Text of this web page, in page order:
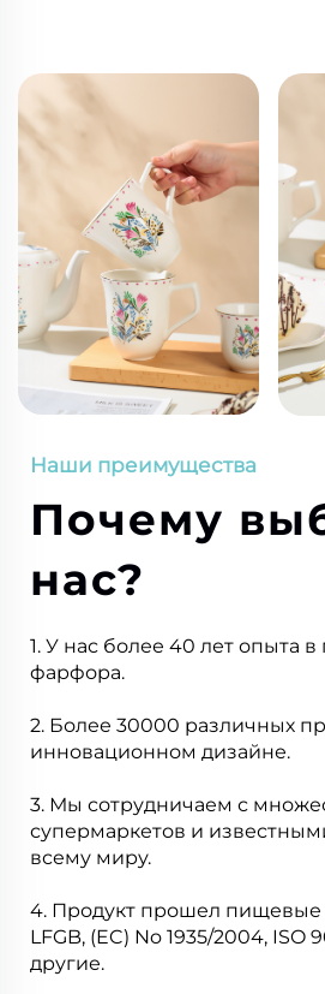
Наши преимущества
Почему
нас?
1. У нас более 40 лет опыта
фарфора.
2. Более 30000 различных
инновационном дизайне.
3. Мы сотрудничаем с
супермаркетов и
всему миру.
4. Продукт прошел пищевые
LFGB, (EC) No 1935/2004, ISO
другие.